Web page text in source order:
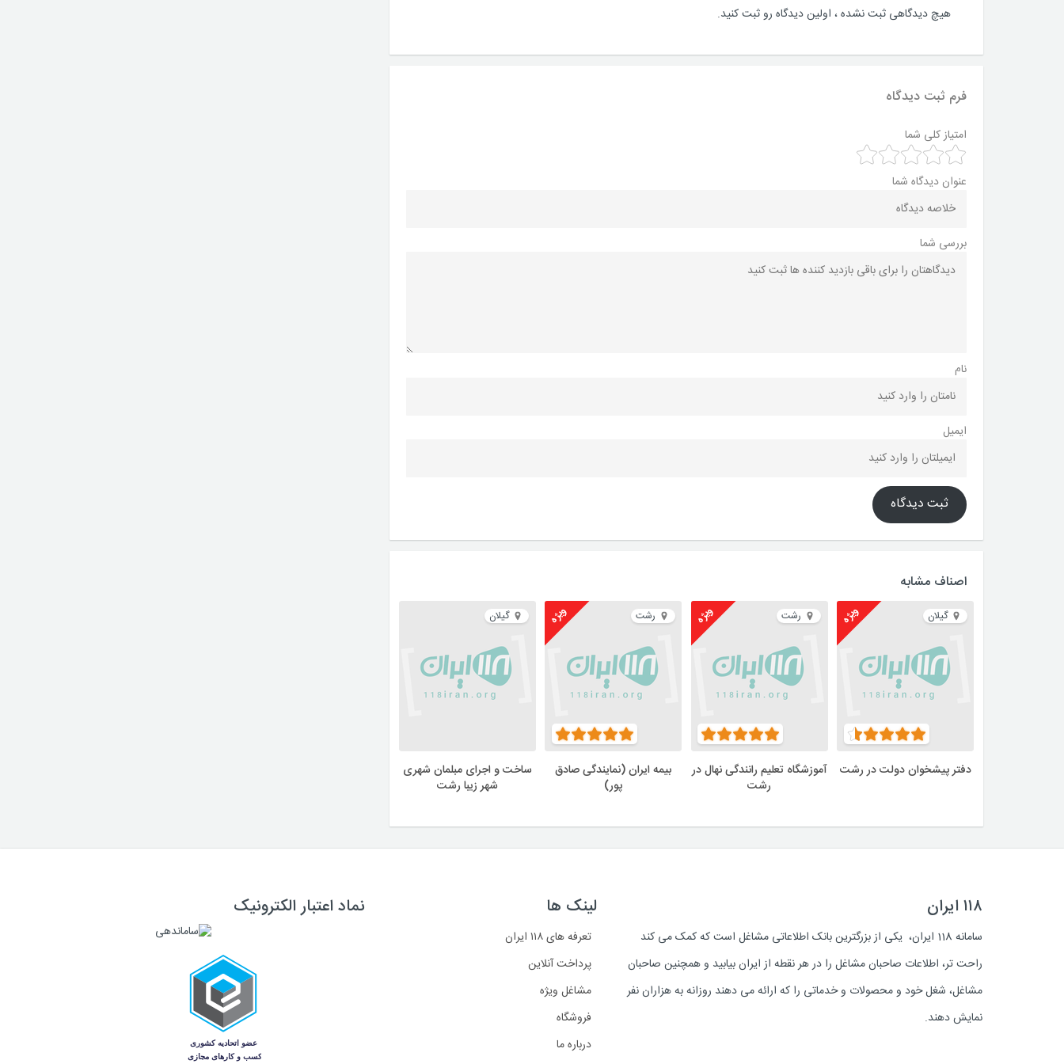
هیچ دیدگاهی ثبت نشده ، اولین دیدگاه رو ثبت کنید.
فرم ثبت دیدگاه
امتیاز کلی شما
عنوان دیدگاه شما
بررسی شما
نام
ایمیل
ثبت دیدگاه
اصناف مشابه
گیلان ویژه
دفتر پیشخوان دولت در رشت
رشت ویژه
آموزشگاه تعلیم رانندگی نهال در
رشت
رشت ویژه
بیمه ایران (نمایندگی صادق
پور)
گیلان
ساخت و اجرای مبلمان شهری
شهر زیبا رشت
۱۱۸ ایران
سامانه 118 ایران، یکی از بزرگترین بانک اطلاعاتی مشاغل است که کمک می کند
راحت تر، اطلاعات صاحبان مشاغل را در هر نقطه از ایران بیابید و همچنین صاحبان
مشاغل، شغل خود و محصولات و خدماتی را که ارائه می دهند روزانه به هزاران نفر
نمایش دهند.
لینک ها
تعرفه های ۱۱۸ ایران
پرداخت آنلاین
مشاغل ویژه
فروشگاه
درباره ما
نماد اعتبار الکترونیک